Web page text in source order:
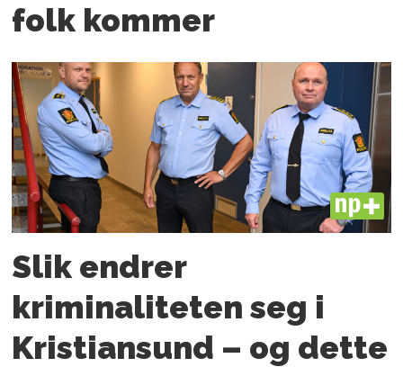
folk kommer
PLUS
Slik endrer
kriminaliteten seg i
Kristiansund – og dette